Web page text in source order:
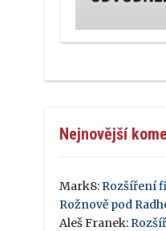
Nejnovější
Mark8: Rozšíření
Rožnově pod
Aleš Franek: